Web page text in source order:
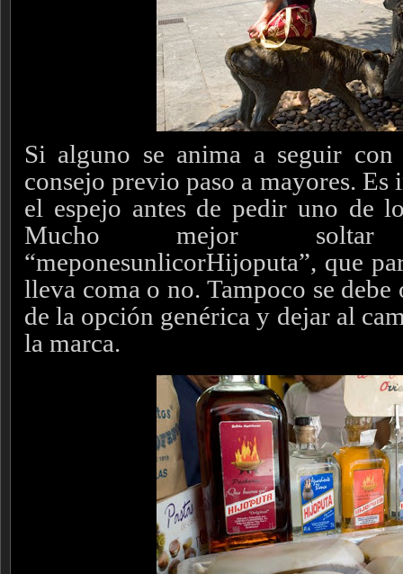
Si alguno se anima a seguir
consejo previo paso a mayores. Es
el espejo antes de pedir uno de
Mucho mejor
“meponesunlicorHijoputa”, que
lleva coma o no. Tampoco se
de la opción genérica y dejar al
la marca.